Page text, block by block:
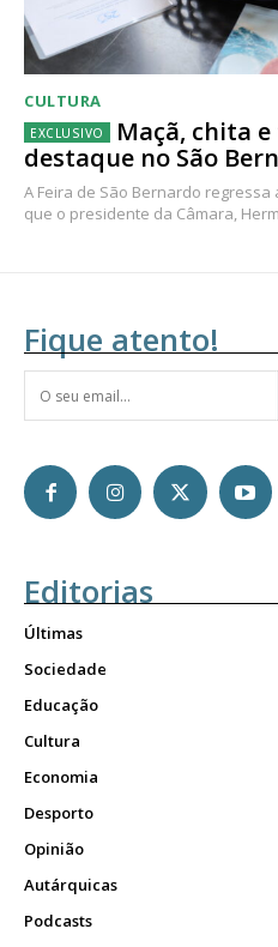
CULTURA
Maçã, chita
destaque no São
A Feira de São Bernardo regressa
que o presidente da Câmara,
Fique atento!
Editorias
Últimas
Sociedade
Educação
Cultura
Economia
Desporto
Opinião
Autárquicas
Podcasts